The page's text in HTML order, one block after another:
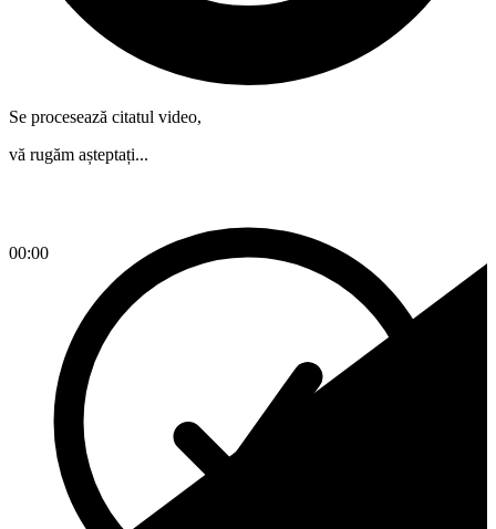
00:00
Se procesează citatul video,
vă rugăm așteptați...